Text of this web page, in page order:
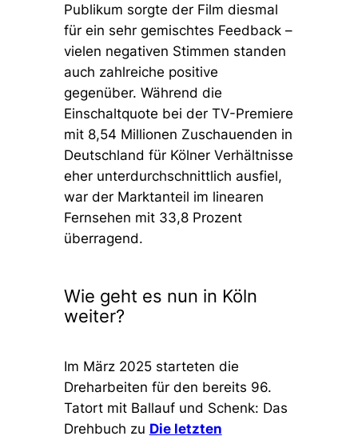
Publikum sorgte der Film diesmal
für ein sehr gemischtes Feedback –
vielen negativen Stimmen standen
auch zahlreiche positive
gegenüber. Während die
Einschaltquote bei der TV-Premiere
mit 8,54 Millionen Zuschauenden in
Deutschland für Kölner Verhältnisse
eher unterdurchschnittlich ausfiel,
war der Marktanteil im linearen
Fernsehen mit 33,8 Prozent
überragend.
Wie geht es nun in Köln
weiter?
Im März 2025 starteten die
Dreharbeiten für den bereits 96.
Tatort mit Ballauf und Schenk: Das
Drehbuch zu Die letzten